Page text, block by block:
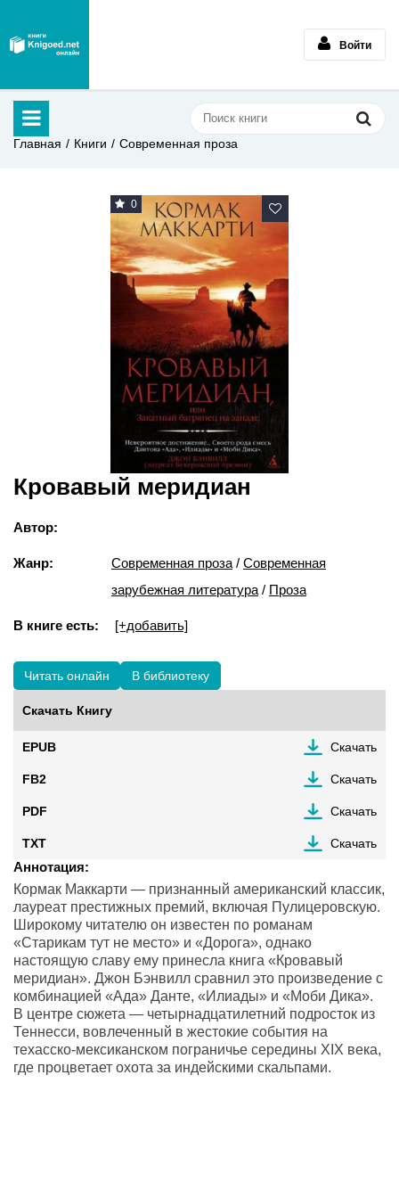
Войти
Главная Книги Современная проза
0
Кровавый меридиан
Автор:
Жанр: Современная проза / Современная
зарубежная литература / Проза
В книге есть: [+добавить]
Читать онлайн В библиотеку
Скачать Книгу
EPUB Скачать
FB2 Скачать
PDF Скачать
TXT Скачать
Аннотация:
Кормак Маккарти — признанный американский классик,
лауреат престижных премий, включая Пулицеровскую.
Широкому читателю он известен по романам
«Старикам тут не место» и «Дорога», однако
настоящую славу ему принесла книга «Кровавый
меридиан». Джон Бэнвилл сравнил это произведение с
комбинацией «Ада» Данте, «Илиады» и «Моби Дика».
В центре сюжета — четырнадцатилетний подросток из
Теннесси, вовлеченный в жестокие события на
техасско-мексиканском пограничье середины XIX века,
где процветает охота за индейскими скальпами.